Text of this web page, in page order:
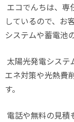
エコでんちは、専
しているので、お
システムや蓄電池
太陽光発電システ
エネ対策や光熱費
す。
電話や無料の見積